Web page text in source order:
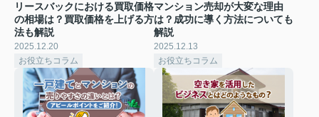
リースバックにおける買取価格
の相場は？買取価格を上げる方
法も解説
2025.12.20
お役立ちコラム
マンション売却が大変な理由
は？成功に導く方法についても
解説
2025.12.13
お役立ちコラム